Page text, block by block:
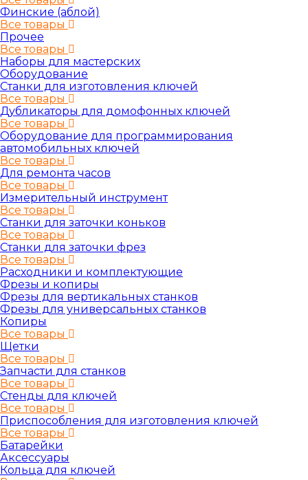
Финские (аблой)
Все товары
Прочее
Все товары
Наборы для мастерских
Оборудование
Станки для изготовления ключей
Все товары
Дубликаторы для домофонных ключей
Все товары
Оборудование для программирования
автомобильных ключей
Все товары
Для ремонта часов
Все товары
Измерительный инструмент
Все товары
Станки для заточки коньков
Все товары
Станки для заточки фрез
Все товары
Расходники и комплектующие
Фрезы и копиры
Фрезы для вертикальных станков
Фрезы для универсальных станков
Копиры
Все товары
Щетки
Все товары
Запчасти для станков
Все товары
Стенды для ключей
Все товары
Приспособления для изготовления ключей
Все товары
Батарейки
Аксессуары
Кольца для ключей